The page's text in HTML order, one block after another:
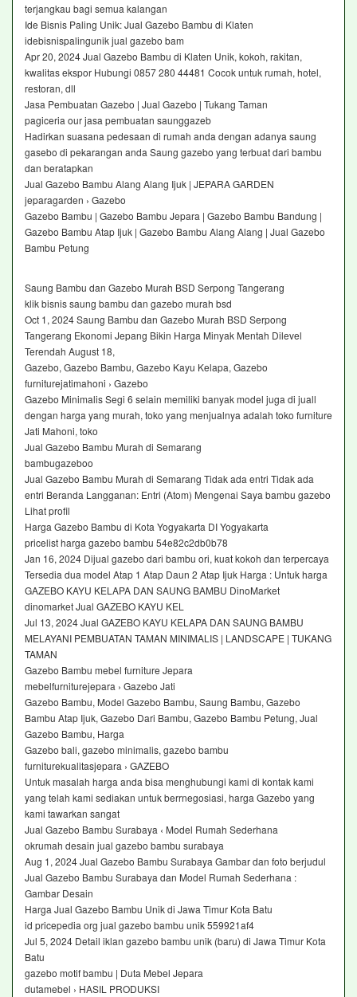
terjangkau bagi semua kalangan
Ide Bisnis Paling Unik: Jual Gazebo Bambu di Klaten
idebisnispalingunik jual gazebo bam
Apr 20, 2024 Jual Gazebo Bambu di Klaten Unik, kokoh, rakitan,
kwalitas ekspor Hubungi 0857 280 44481 Cocok untuk rumah, hotel,
restoran, dll
Jasa Pembuatan Gazebo | Jual Gazebo | Tukang Taman
pagiceria our jasa pembuatan saunggazeb
Hadirkan suasana pedesaan di rumah anda dengan adanya saung
gasebo di pekarangan anda Saung gazebo yang terbuat dari bambu
dan beratapkan
Jual Gazebo Bambu Alang Alang Ijuk | JEPARA GARDEN
jeparagarden › Gazebo
Gazebo Bambu | Gazebo Bambu Jepara | Gazebo Bambu Bandung |
Gazebo Bambu Atap Ijuk | Gazebo Bambu Alang Alang | Jual Gazebo
Bambu Petung
Saung Bambu dan Gazebo Murah BSD Serpong Tangerang
klik bisnis saung bambu dan gazebo murah bsd
Oct 1, 2024 Saung Bambu dan Gazebo Murah BSD Serpong
Tangerang Ekonomi Jepang Bikin Harga Minyak Mentah Dilevel
Terendah August 18,
Gazebo, Gazebo Bambu, Gazebo Kayu Kelapa, Gazebo
furniturejatimahoni › Gazebo
Gazebo Minimalis Segi 6 selain memiliki banyak model juga di juall
dengan harga yang murah, toko yang menjualnya adalah toko furniture
Jati Mahoni, toko
Jual Gazebo Bambu Murah di Semarang
bambugazeboo
Jual Gazebo Bambu Murah di Semarang Tidak ada entri Tidak ada
entri Beranda Langganan: Entri (Atom) Mengenai Saya bambu gazebo
Lihat profil
Harga Gazebo Bambu di Kota Yogyakarta DI Yogyakarta
pricelist harga gazebo bambu 54e82c2db0b78
Jan 16, 2024 Dijual gazebo dari bambu ori, kuat kokoh dan terpercaya
Tersedia dua model Atap 1 Atap Daun 2 Atap Ijuk Harga : Untuk harga
GAZEBO KAYU KELAPA DAN SAUNG BAMBU DinoMarket
dinomarket Jual GAZEBO KAYU KEL
Jul 13, 2024 Jual GAZEBO KAYU KELAPA DAN SAUNG BAMBU
MELAYANI PEMBUATAN TAMAN MINIMALIS | LANDSCAPE | TUKANG
TAMAN
Gazebo Bambu mebel furniture Jepara
mebelfurniturejepara › Gazebo Jati
Gazebo Bambu, Model Gazebo Bambu, Saung Bambu, Gazebo
Bambu Atap Ijuk, Gazebo Dari Bambu, Gazebo Bambu Petung, Jual
Gazebo Bambu, Harga
Gazebo bali, gazebo minimalis, gazebo bambu
furniturekualitasjepara › GAZEBO
Untuk masalah harga anda bisa menghubungi kami di kontak kami
yang telah kami sediakan untuk berrnegosiasi, harga Gazebo yang
kami tawarkan sangat
Jual Gazebo Bambu Surabaya ‹ Model Rumah Sederhana
okrumah desain jual gazebo bambu surabaya
Aug 1, 2024 Jual Gazebo Bambu Surabaya Gambar dan foto berjudul
Jual Gazebo Bambu Surabaya dan Model Rumah Sederhana :
Gambar Desain
Harga Jual Gazebo Bambu Unik di Jawa Timur Kota Batu
id pricepedia org jual gazebo bambu unik 559921af4
Jul 5, 2024 Detail iklan gazebo bambu unik (baru) di Jawa Timur Kota
Batu
gazebo motif bambu | Duta Mebel Jepara
dutamebel › HASIL PRODUKSI